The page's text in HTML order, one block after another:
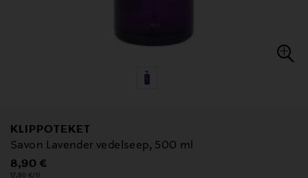
KLIPPOTEKET
Savon Lavender vedelseep, 500 ml
Original Price
8,90 €
17,80 €/1l